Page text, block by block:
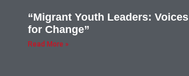
“Migrant Youth Leaders: Voices
for Change”
Read More »